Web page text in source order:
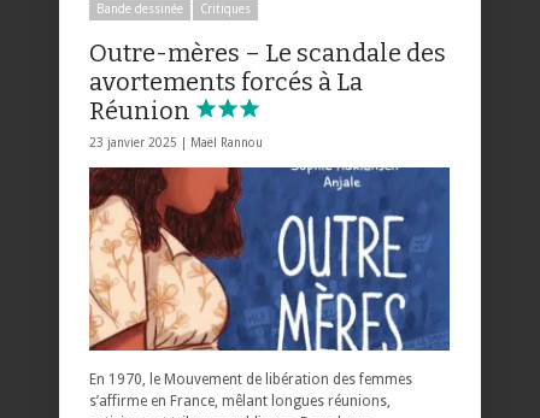
Bande dessinée Critiques
Outre-mères – Le scandale des
avortements forcés à La
Réunion
23 janvier 2025 | Maël Rannou
En 1970, le Mouvement de libération des femmes
s’affirme en France, mêlant longues réunions,